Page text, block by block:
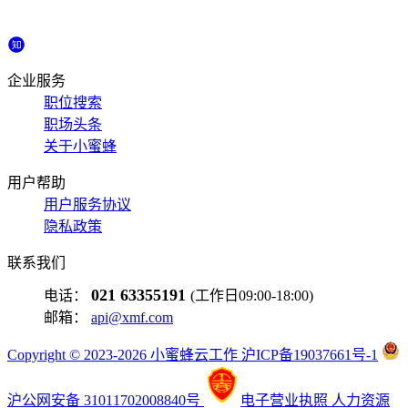
企业服务
职位搜索
职场头条
关于小蜜蜂
用户帮助
用户服务协议
隐私政策
联系我们
电话： 021 63355191 (工作日09:00-18:00)
邮箱： api@xmf.com
Copyright © 2023-2026 小蜜蜂云工作 沪ICP备19037661号-1
沪公网安备 31011702008840号 电子营业执照 人力资源